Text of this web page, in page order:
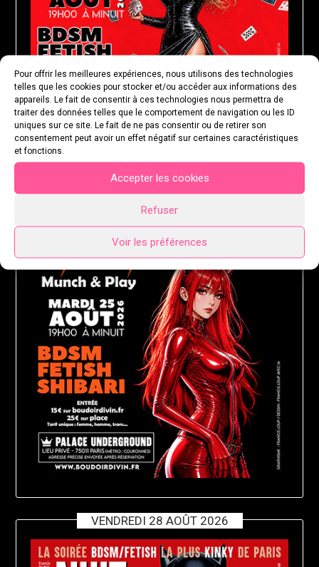
Pour offrir les meilleures expériences, nous utilisons des technologies
telles que les cookies pour stocker et/ou accéder aux informations des
appareils. Le fait de consentir à ces technologies nous permettra de
traiter des données telles que le comportement de navigation ou les ID
uniques sur ce site. Le fait de ne pas consentir ou de retirer son
consentement peut avoir un effet négatif sur certaines caractéristiques
et fonctions.
Accepter les cookies
Refuser
Voir les préférences
MARDI 25 AOÛT 2026
VENDREDI 28 AOÛT 2026